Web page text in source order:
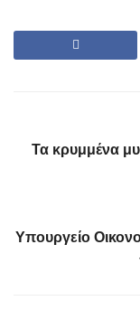
Τα κρυμμένα
Υπουργείο